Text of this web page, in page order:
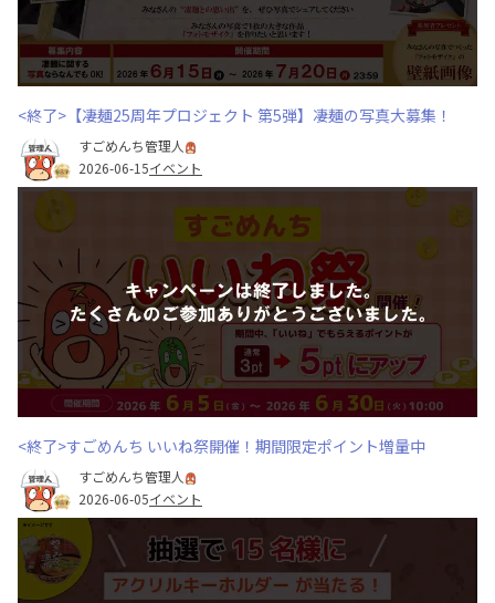
<終了>【凄麺25周年プロジェクト 第5弾】凄麺の写真大募集！
すごめんち管理人
2026-06-15イベント
<終了>すごめんち いいね祭開催！期間限定ポイント増量中
すごめんち管理人
2026-06-05イベント